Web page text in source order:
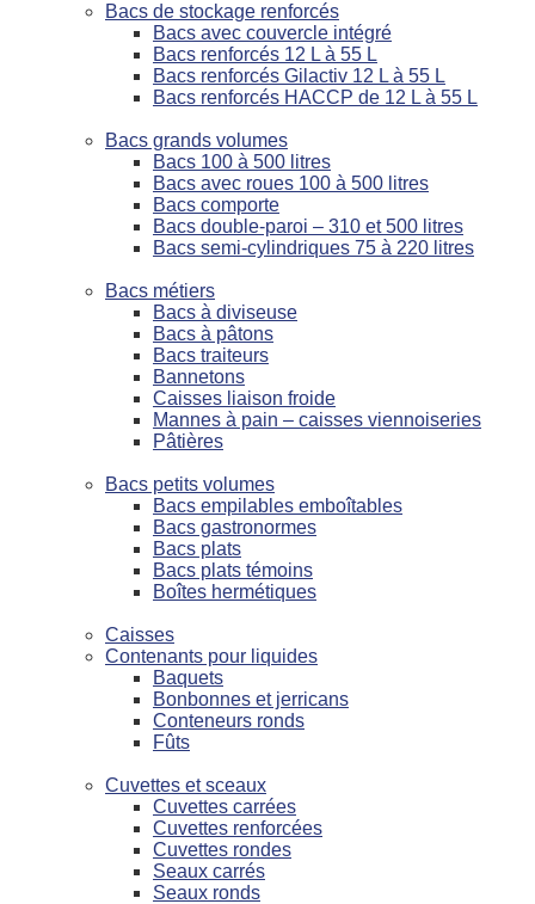
Bacs de stockage renforcés
Bacs avec couvercle intégré
Bacs renforcés 12 L à 55 L
Bacs renforcés Gilactiv 12 L à 55 L
Bacs renforcés HACCP de 12 L à 55 L
Bacs grands volumes
Bacs 100 à 500 litres
Bacs avec roues 100 à 500 litres
Bacs comporte
Bacs double-paroi – 310 et 500 litres
Bacs semi-cylindriques 75 à 220 litres
Bacs métiers
Bacs à diviseuse
Bacs à pâtons
Bacs traiteurs
Bannetons
Caisses liaison froide
Mannes à pain – caisses viennoiseries
Pâtières
Bacs petits volumes
Bacs empilables emboîtables
Bacs gastronormes
Bacs plats
Bacs plats témoins
Boîtes hermétiques
Caisses
Contenants pour liquides
Baquets
Bonbonnes et jerricans
Conteneurs ronds
Fûts
Cuvettes et sceaux
Cuvettes carrées
Cuvettes renforcées
Cuvettes rondes
Seaux carrés
Seaux ronds